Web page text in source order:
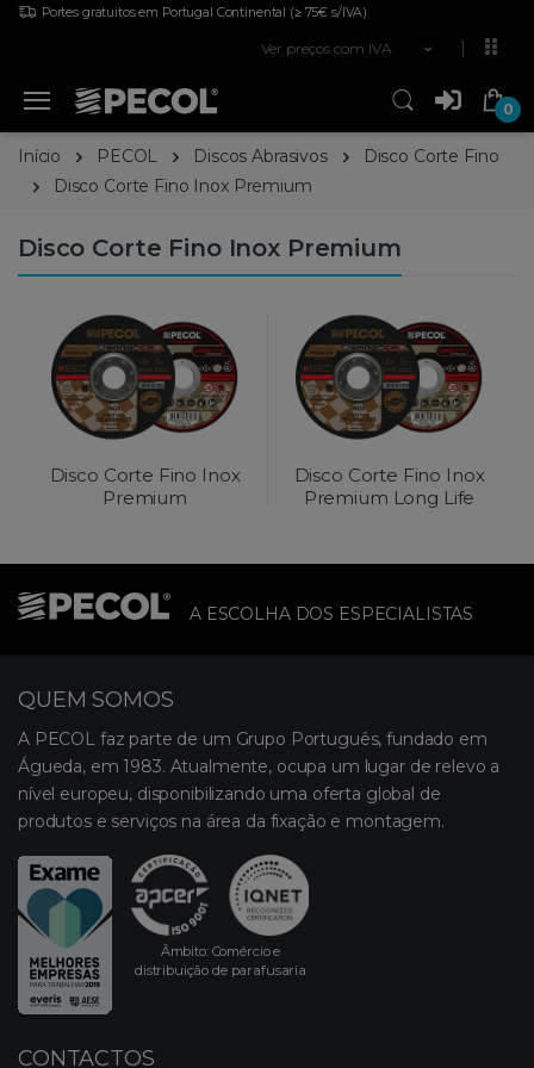
Portes gratuitos em Portugal Continental (≥ 75€ s/IVA)
Ver preços com IVA
0
Início PECOL Discos Abrasivos
Disco Corte Fino
Disco Corte Fino Inox Premium
Disco Corte Fino Inox Premium
Disco Corte Fino Inox
Premium
Disco Corte Fino Inox
Premium Long Life
A ESCOLHA DOS ESPECIALISTAS
QUEM SOMOS
A PECOL faz parte de um Grupo Português, fundado em
Águeda, em 1983. Atualmente, ocupa um lugar de relevo a
nível europeu, disponibilizando uma oferta global de
produtos e serviços na área da fixação e montagem.
Âmbito: Comércio e
distribuição de parafusaria
CONTACTOS